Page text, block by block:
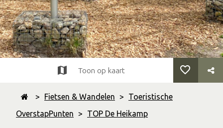
> Fietsen & Wandelen >
Toeristische
OverstapPunten > TOP De Heikamp
Toon op kaart